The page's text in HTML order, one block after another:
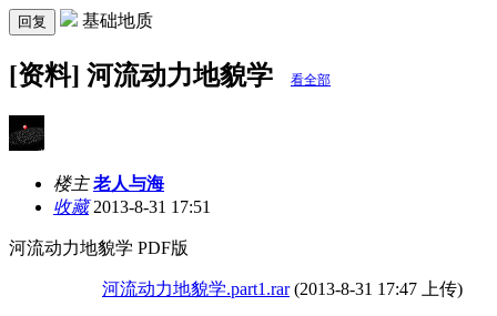
回复 基础地质
[资料] 河流动力地貌学 看全部
楼主 老人与海
收藏2013-8-31 17:51
河流动力地貌学 PDF版
河流动力地貌学.part1.rar (2013-8-31 17:47 上传)